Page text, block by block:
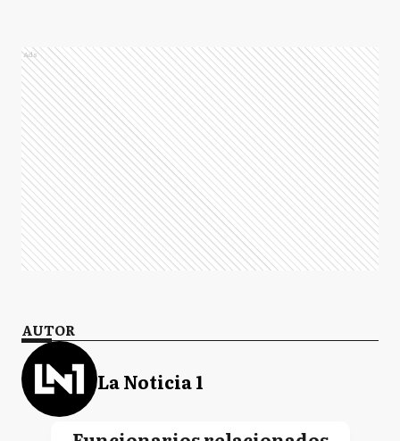
Ads
AUTOR
La Noticia 1